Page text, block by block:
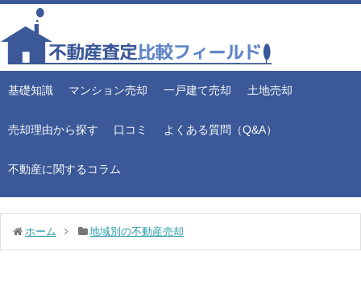
基礎知識 マンション売却 一戸建て売却 土地売却
売却理由から探す 口コミ よくある質問（Q&A）
不動産に関するコラム
ホーム 地域別の不動産売却